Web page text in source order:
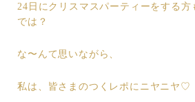
24日にクリスマスパーティーをする方
では？
な〜んて思いながら、
私は、皆さまのつくレポにニヤニヤ♡